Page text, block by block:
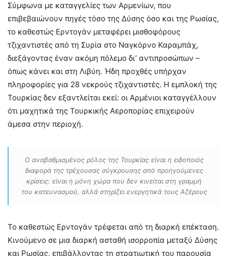
Σύμφωνα με καταγγελίες των Αρμενίων, που
επιβεβαιώνουν πηγές τόσο της Δύσης όσο και της Ρωσίας,
το καθεστώς Ερντογάν μεταφέρει μισθοφόρους
τζιχαντιστές από τη Συρία στο Ναγκόρνο Καραμπάχ,
διεξάγοντας έναν ακόμη πόλεμο δι’ αντιπροσώπων –
όπως κάνει και στη Λιβύη. Ήδη προχθές υπήρχαν
πληροφορίες για 28 νεκρούς τζιχαντιστές. Η εμπλοκή της
Τουρκίας δεν εξαντλείται εκεί: οι Αρμένιοι καταγγέλλουν
ότι μαχητικά της Τουρκικής Αεροπορίας επιχειρούν
άμεσα στην περιοχή.
Ο αναβαθμισμένος ρόλος της Τουρκίας είναι η ειδοποιός
διαφορά της τρέχουσας σύγκρουσης από προηγούμενες
κρίσεις: είναι η μόνη χώρα που δεν κινείται στη γραμμή
του κατευνασμού, αλλά στηρίζει ενεργητικά τους Αζέρους
Το καθεστώς Ερντογάν τρέφεται από τη διαρκή επέκταση.
Κινούμενο σε μια διαρκή ασταθή ισορροπία μεταξύ Δύσης
και Ρωσίας, επιβάλλοντας τη στρατιωτική του παρουσία